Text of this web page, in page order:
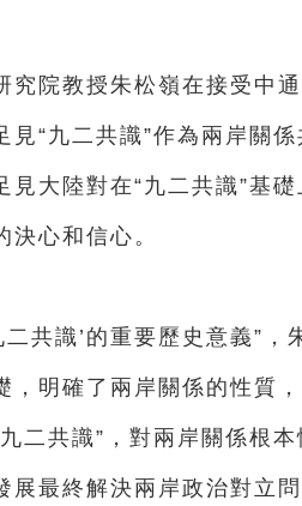
院教授朱松嶺在接受中通
見“九二共識”作為兩岸關
見大陸對在“九二共識”基
心和信心。
識’的重要歷史意義”，
，明確了兩岸關係的性質
二共識”，對兩岸關係根
最終解決兩岸政治對立問